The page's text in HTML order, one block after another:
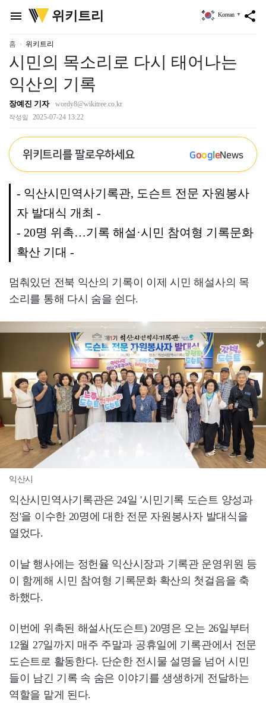
menu
위
키
리
위키트리 share
Korean ▼
홈 위키트리
시민의 목소리로 다시 태어나는
익산의 기록
장예진 기자 wordy8@wikitree.co.kr
작성일 2025-07-24 13:22
위키트리를 팔로우하세요 GoogleNews
- 익산시민역사기록관, 도슨트 전문 자원봉사
자 발대식 개최 -
- 20명 위촉…기록 해설·시민 참여형 기록문화
확산 기대 -
멈춰있던 전북 익산의 기록이 이제 시민 해설사의 목
소리를 통해 다시 숨을 쉰다.
익산시
익산시민역사기록관은 24일 '시민기록 도슨트 양성과
정'을 이수한 20명에 대한 전문 자원봉사자 발대식을
열었다.
이날 행사에는 정헌율 익산시장과 기록관 운영위원 등
이 함께해 시민 참여형 기록문화 확산의 첫걸음을 축
하했다.
이번에 위촉된 해설사(도슨트) 20명은 오는 26일부터
12월 27일까지 매주 주말과 공휴일에 기록관에서 전문
도슨트로 활동한다. 단순한 전시물 설명을 넘어 시민
들이 남긴 기록 속 숨은 이야기를 생생하게 전달하는
역할을 맡게 된다.